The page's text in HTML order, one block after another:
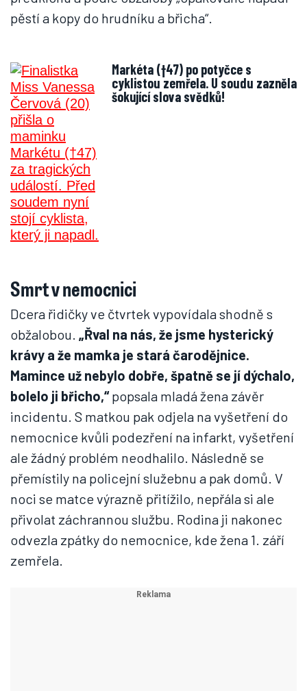
pěstí a kopy do hrudníku a břicha“.
Markéta (†47) po potyčce s
cyklistou zemřela. U soudu zazněla
šokující slova svědků!
Smrt v nemocnici
Dcera řidičky ve čtvrtek vypovídala shodně s
obžalobou. „Řval na nás, že jsme hysterický
krávy a že mamka je stará čarodějnice.
Mamince už nebylo dobře, špatně se jí dýchalo,
bolelo ji břicho,“popsala mladá žena závěr
incidentu. S matkou pak odjela na vyšetření do
nemocnice kvůli podezření na infarkt, vyšetření
ale žádný problém neodhalilo. Následně se
přemístily na policejní služebnu a pak domů. V
noci se matce výrazně přitížilo, nepřála si ale
přivolat záchrannou službu. Rodina ji nakonec
odvezla zpátky do nemocnice, kde žena 1. září
zemřela.